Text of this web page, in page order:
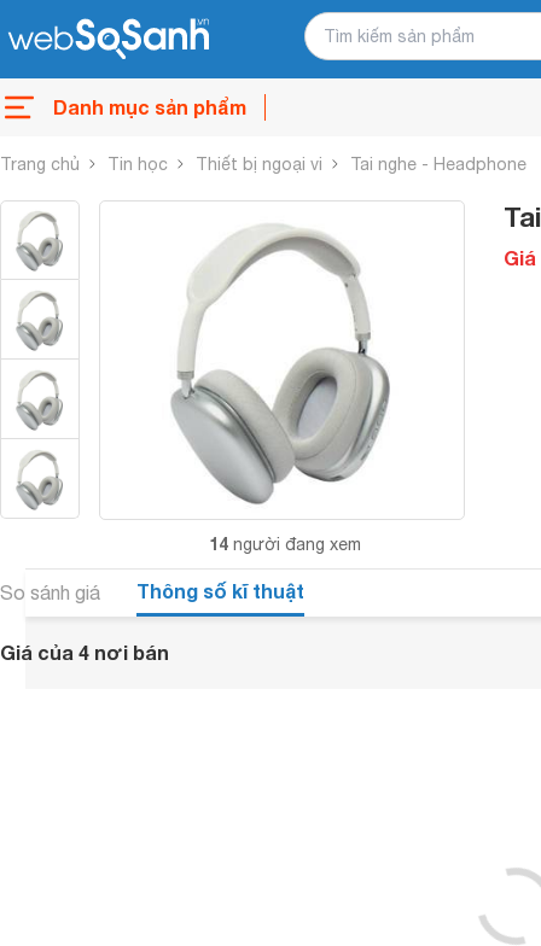
Danh mục sản phẩm
Trang chủ Tin học Thiết bị ngoại vi Tai nghe - Headphone
14 người đang xem
So sánh giá Thông số kĩ thuật
Giá của 4 nơi bán